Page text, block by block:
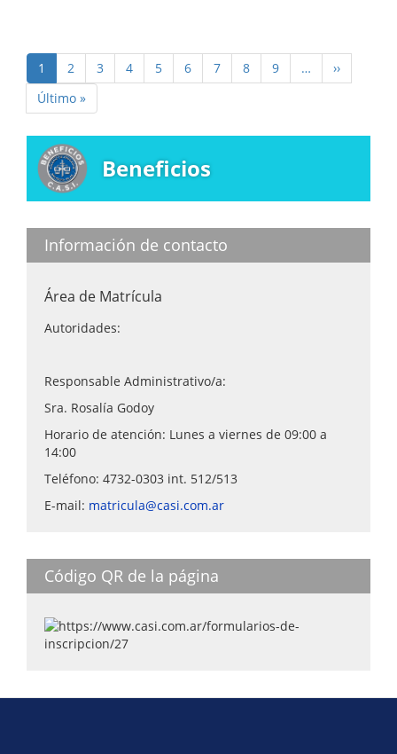
Paginación
Página
actual
1 Page
2 Page
3 Page
4 Page
5 Page
6 Page
7 Page
8 Page
9 …
Siguiente
página
››
Última
página
Último »
Beneficios
Información de contacto
Área de Matrícula
Autoridades:
Responsable Administrativo/a:
Sra. Rosalía Godoy
Horario de atención: Lunes a viernes de 09:00 a
14:00
Teléfono: 4732-0303 int. 512/513
E-mail: matricula@casi.com.ar
Código QR de la página